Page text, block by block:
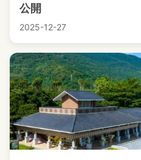
公開
2025-12-27